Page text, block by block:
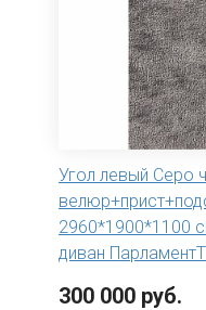
Угол левый Серо
2960*1900*1100
диван
300 000 руб.